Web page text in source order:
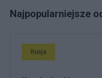
Najpopularniejsze
Rosja